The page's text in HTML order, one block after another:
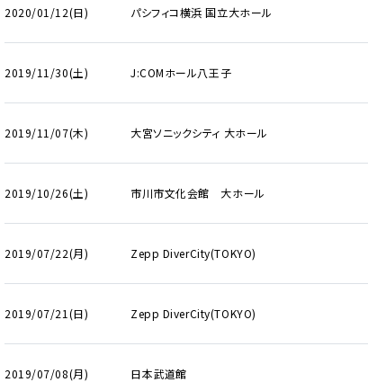
公演
探す
検索
2020/01/12(日) パシフィコ横浜 国立大ホール
2019/11/30(土) J:COMホール八王子
2019/11/07(木) 大宮ソニックシティ 大ホール
2019/10/26(土) 市川市文化会館 大ホール
2019/07/22(月) Zepp DiverCity(TOKYO)
2019/07/21(日) Zepp DiverCity(TOKYO)
2019/07/08(月) 日本武道館